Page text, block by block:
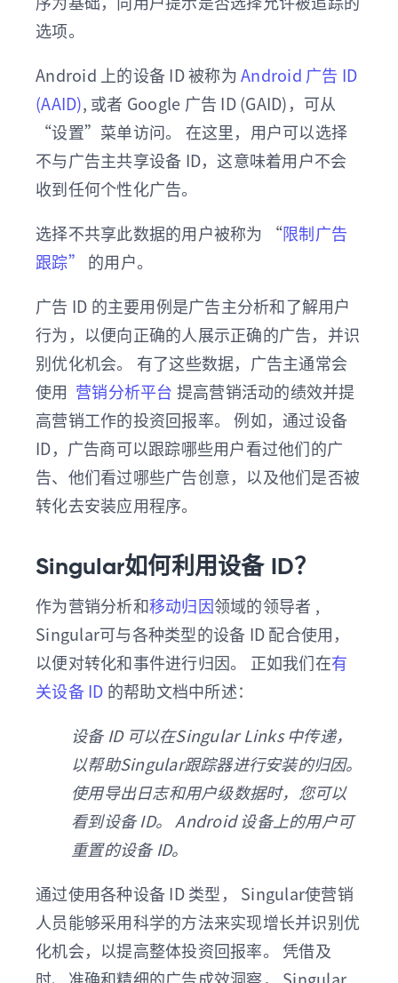
选项。
Android 上的设备 ID 被称为Android 广告 ID
(AAID), 或者 Google 广告 ID (GAID)，可从
“设置”菜单访问。 在这里，用户可以选择
不与广告主共享设备 ID，这意味着用户不会
收到任何个性化广告。
选择不共享此数据的用户被称为 “限制广告
跟踪”
的用户。
广告 ID 的主要用例是广告主分析和了解用户
行为，以便向正确的人展示正确的广告，并识
别优化机会。 有了这些数据，广告主通常会
使用 营销分析平台 提高营销活动的绩效并提
高营销工作的投资回报率。 例如，通过设备
ID，广告商可以跟踪哪些用户看过他们的广
告、他们看过哪些广告创意，以及他们是否被
转化去安装应用程序。
Singular如何利用设备 ID？
作为营销分析和移动归因领域的领导者 ,
Singular可与各种类型的设备 ID 配合使用，
以便对转化和事件进行归因。 正如我们在有
关设备 ID 的帮助文档中所述：
设备 ID 可以在Singular Links 中传递，
以帮助Singular跟踪器进行安装的归因。
使用导出日志和用户级数据时，您可以
看到设备 ID。 Android 设备上的用户可
重置的设备 ID。
通过使用各种设备 ID 类型， Singular使营销
人员能够采用科学的方法来实现增长并识别优
化机会，以提高整体投资回报率。 凭借及